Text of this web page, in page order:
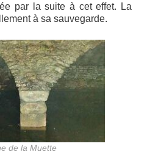
par la suite à cet effet. La
à sa sauvegarde.
de la Muette